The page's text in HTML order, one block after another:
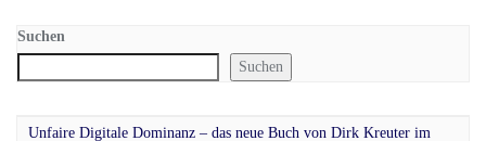
Suchen
Suchen
Unfaire Digitale Dominanz – das neue Buch von Dirk Kreuter im